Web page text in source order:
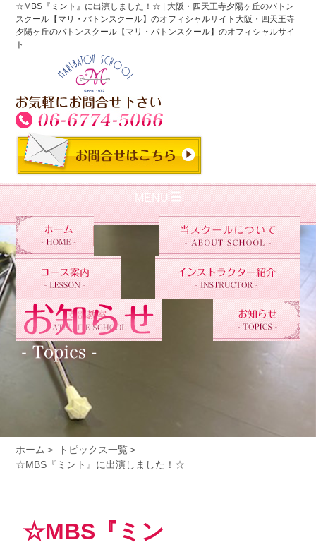
☆MBS『ミント』に出演しました！☆ | 大阪・四天王寺夕陽ヶ丘のバトン
スクール【マリ・バトンスクール】のオフィシャルサイト大阪・四天王寺
夕陽ヶ丘のバトンスクール【マリ・バトンスクール】のオフィシャルサイ
ト
MENU
ホーム
トピックス一覧
☆MBS『ミント』に出演しました！☆
☆MBS『ミン